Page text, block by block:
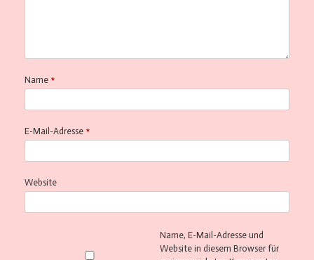
Name *
E-Mail-Adresse *
Website
Name, E-Mail-Adresse und
Website in diesem Browser für